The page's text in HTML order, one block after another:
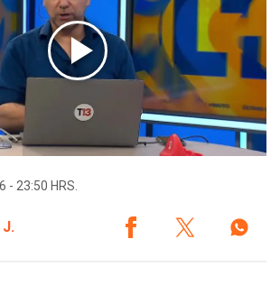
- 23:50 HRS.
J.